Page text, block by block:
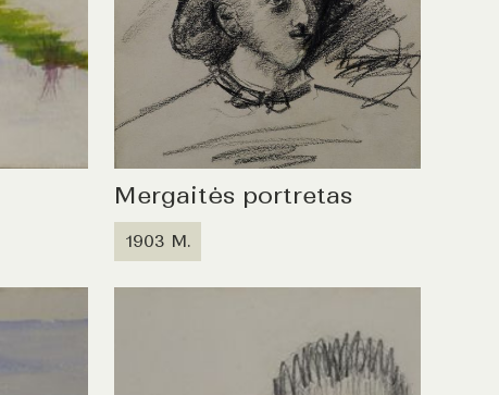
Mergaitės portretas
1903 M.